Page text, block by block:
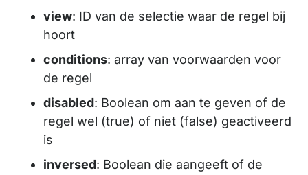
view: ID van de selectie waar de regel bij
hoort
conditions: array van voorwaarden voor
de regel
disabled: Boolean om aan te geven of de
regel wel (true) of niet (false) geactiveerd
is
inversed: Boolean die aangeeft of de